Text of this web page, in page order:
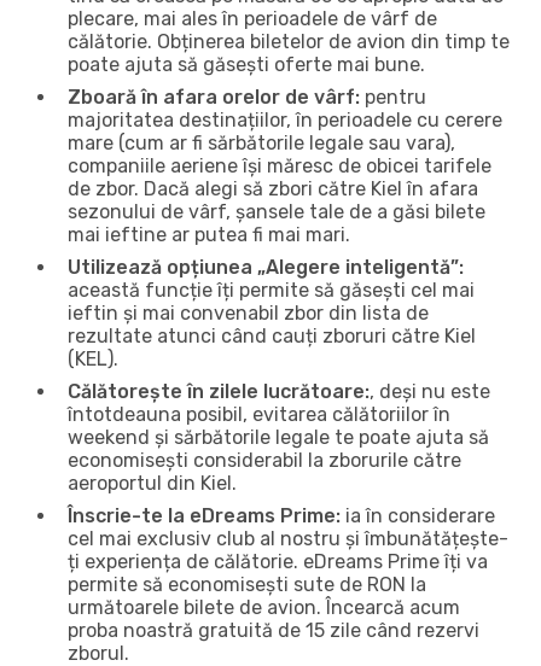
plecare, mai ales în perioadele de vârf de
călătorie. Obținerea biletelor de avion din timp te
poate ajuta să găsești oferte mai bune.
Zboară în afara orelor de vârf: pentru
majoritatea destinațiilor, în perioadele cu cerere
mare (cum ar fi sărbătorile legale sau vara),
companiile aeriene își măresc de obicei tarifele
de zbor. Dacă alegi să zbori către Kiel în afara
sezonului de vârf, șansele tale de a găsi bilete
mai ieftine ar putea fi mai mari.
Utilizează opțiunea „Alegere inteligentă”:
această funcție îți permite să găsești cel mai
ieftin și mai convenabil zbor din lista de
rezultate atunci când cauți zboruri către Kiel
(KEL).
Călătorește în zilele lucrătoare:, deși nu este
întotdeauna posibil, evitarea călătoriilor în
weekend și sărbătorile legale te poate ajuta să
economisești considerabil la zborurile către
aeroportul din Kiel.
Înscrie-te la eDreams Prime: ia în considerare
cel mai exclusiv club al nostru și îmbunătățește-
ți experiența de călătorie. eDreams Prime îți va
permite să economisești sute de RON la
următoarele bilete de avion. Încearcă acum
proba noastră gratuită de 15 zile când rezervi
zborul.